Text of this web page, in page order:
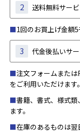
2 送料無料サー
■1回のお買上げ金額
3 代金後払いサ
■注文フォームまたは
をご利用いただけます。
■書籍、書式、様式
ます。
■在庫のあるものは翌